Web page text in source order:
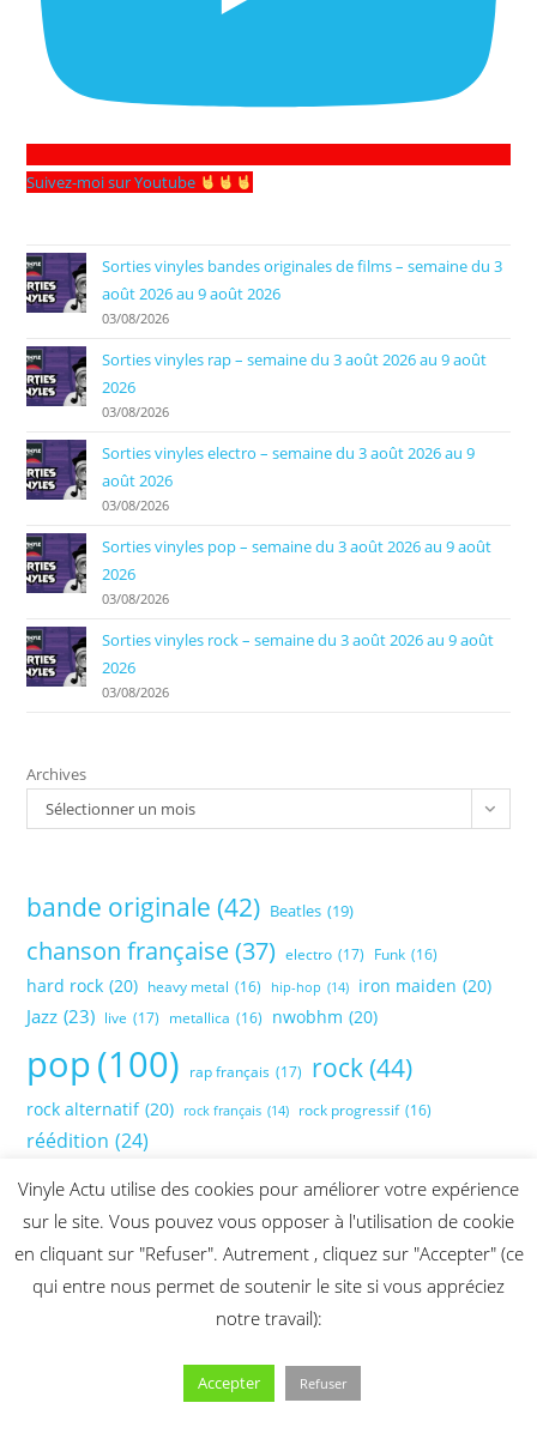
Suivez-moi sur Youtube
Sorties vinyles bandes originales de films – semaine du 3
août 2026 au 9 août 2026
03/08/2026
Sorties vinyles rap – semaine du 3 août 2026 au 9 août
2026
03/08/2026
Sorties vinyles electro – semaine du 3 août 2026 au 9
août 2026
03/08/2026
Sorties vinyles pop – semaine du 3 août 2026 au 9 août
2026
03/08/2026
Sorties vinyles rock – semaine du 3 août 2026 au 9 août
2026
03/08/2026
Archives
Sélectionner un mois
bande originale (42) Beatles (19)
chanson française (37) electro (17) Funk (16)
hard rock (20) heavy metal (16) hip-hop (14) iron maiden (20)
Jazz (23) live (17) metallica (16) nwobhm (20)
pop(100) rap français (17) rock(44)
rock alternatif (20) rock français (14) rock progressif (16)
réédition (24)
Vinyle Actu utilise des cookies pour améliorer votre expérience
sur le site. Vous pouvez vous opposer à l'utilisation de cookie
en cliquant sur "Refuser". Autrement , cliquez sur "Accepter" (ce
qui entre nous permet de soutenir le site si vous appréciez
notre travail):
Accepter Refuser